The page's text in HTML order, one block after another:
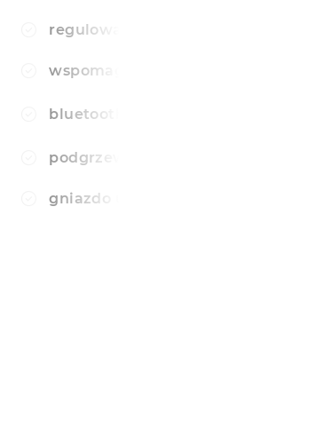
regulowana kierownica
wspomaganie kierownicy
bluetooth
podgrzewana tylna szyba
gniazdo usb